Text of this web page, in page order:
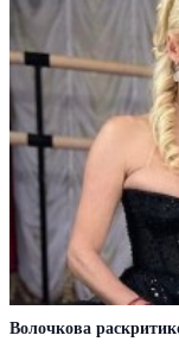
Волочкова